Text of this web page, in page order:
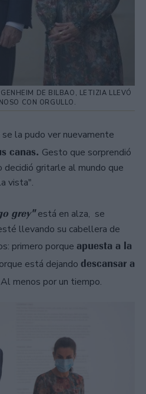
DE BILBAO, LETIZIA LLEVÓ
CON ORGULLO.
se la pudo ver nuevamente
canas. Gesto que sorprendió
decidió gritarle al mundo que
vista".
grey"está en alza, se
llevando su cabellera de
primero porque apuesta a la
está dejando descansar a
Al menos por un tiempo.